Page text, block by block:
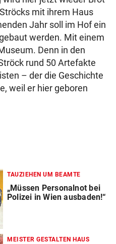
mit ihrem Haus
Jahr soll im Hof ein
werden. Mit einem
Denn in den
rund 50 Artefakte
– der die Geschichte
weil er hier geboren
TAUZIEHEN UM BEAMTE
„Müssen Personalnot bei
Polizei in Wien ausbaden!“
MEISTER GESTALTEN HAUS